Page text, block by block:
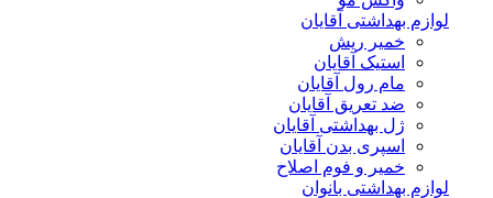
لوازم بهداشتی آقایان
خمیر ریش
استیک آقایان
مام رول آقایان
ضد تعریق آقایان
ژل بهداشتی آقایان
اسپری بدن آقایان
خمیر و فوم اصلاح
لوازم بهداشتی بانوان